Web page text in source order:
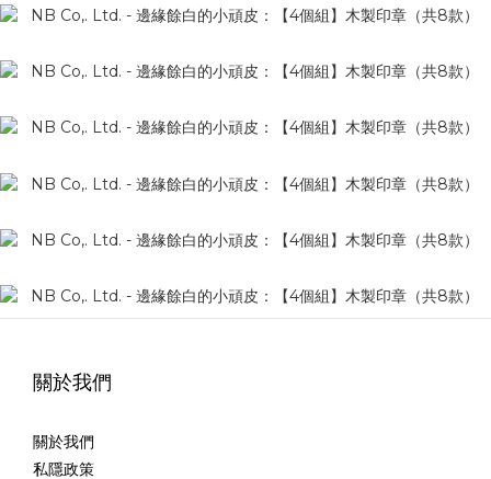
關於我們
關於我們
私隱政策